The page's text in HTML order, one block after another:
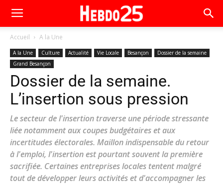
Accueil A la Une
A la Une Culture Actualité Vie Locale Besançon
Dossier de la semaine
Grand Besançon
Dossier de la semaine.
L’insertion sous pression
Le secteur de l'insertion traverse une période stressante
liée notamment aux coupes budgétaires et aux
incertitudes électorales. Maillon indispensable du retour
à l'emploi, l'insertion est pourtant souvent la première
sacrifiée. Certaines entreprises locales tentent malgré
tout de développer leurs activités et d'accompagner les